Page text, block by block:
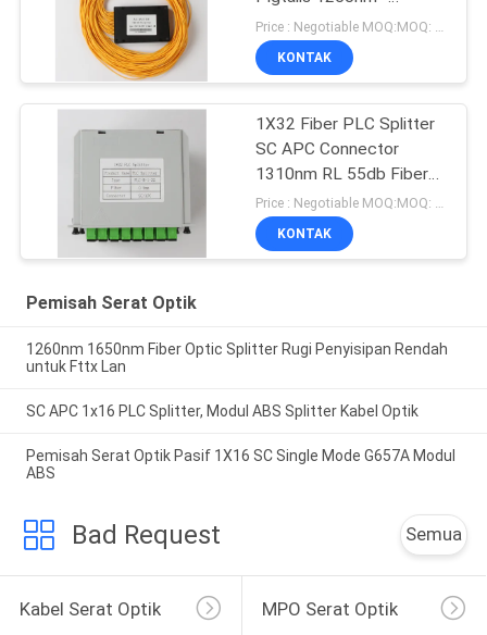
1650nm Panjang Kerja
KONTAK
1X32 Fiber PLC Splitter
SC APC Connector
1310nm RL 55db Fiber
0.9mm
Price : Negotiable MOQ:MOQ: 100 PCS
KONTAK
Pemisah Serat Optik
1260nm 1650nm Fiber Optic Splitter Rugi Penyisipan Rendah
untuk Fttx Lan
SC APC 1x16 PLC Splitter, Modul ABS Splitter Kabel Optik
Pemisah Serat Optik Pasif 1X16 SC Single Mode G657A Modul
ABS
Bad Request Semua
Kabel Serat Optik MPO Serat Optik